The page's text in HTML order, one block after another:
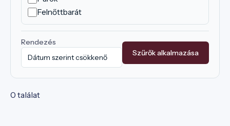
Felnőttbarát
Rendezés
Szűrők alkalmazása
0 találat